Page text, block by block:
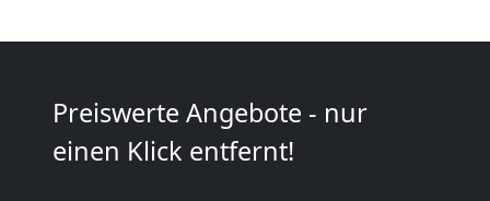
Preiswerte Angebote - nur
einen Klick entfernt!
Kleintransport
Leonding